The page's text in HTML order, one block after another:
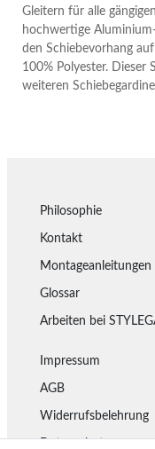
Gleitern für alle
hochwertige
den Schiebevorhang
100% Polyester. Dieser
weiteren
Philosophie
Kontakt
Montageanleitungen
Glossar
Arbeiten bei
Impressum
AGB
Widerrufsbelehrung